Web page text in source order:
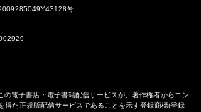
号
の電子書店・電子書籍配信サービスが、著作権者からコン
得た正規版配信サービスであることを示す登録商標(登録